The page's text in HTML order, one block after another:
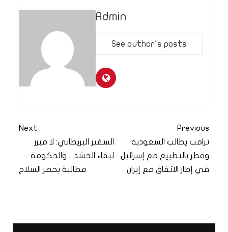
Admin
See author's posts
Previous
ترامب يطالب السعودية
وقطر بالتطبيع مع إسرائيل
في إطار الاتفاق مع إيران
Next
السفير البريطاني: لا مبرر
لبقاء الحشد .. والحكومة
مطالبة بحصر السلاح